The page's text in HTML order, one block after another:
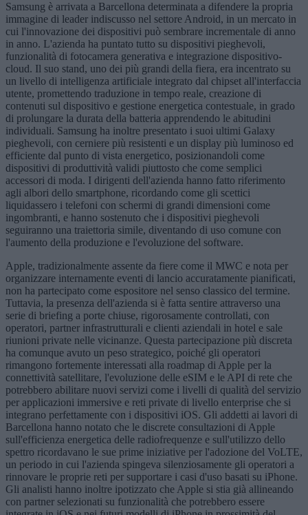
Samsung è arrivata a Barcellona determinata a difendere la propria
immagine di leader indiscusso nel settore Android, in un mercato in
cui l'innovazione dei dispositivi può sembrare incrementale di anno
in anno. L'azienda ha puntato tutto su dispositivi pieghevoli,
funzionalità di fotocamera generativa e integrazione dispositivo-
cloud. Il suo stand, uno dei più grandi della fiera, era incentrato su
un livello di intelligenza artificiale integrato dal chipset all'interfaccia
utente, promettendo traduzione in tempo reale, creazione di
contenuti sul dispositivo e gestione energetica contestuale, in grado
di prolungare la durata della batteria apprendendo le abitudini
individuali. Samsung ha inoltre presentato i suoi ultimi Galaxy
pieghevoli, con cerniere più resistenti e un display più luminoso ed
efficiente dal punto di vista energetico, posizionandoli come
dispositivi di produttività validi piuttosto che come semplici
accessori di moda. I dirigenti dell'azienda hanno fatto riferimento
agli albori dello smartphone, ricordando come gli scettici
liquidassero i telefoni con schermi di grandi dimensioni come
ingombranti, e hanno sostenuto che i dispositivi pieghevoli
seguiranno una traiettoria simile, diventando di uso comune con
l'aumento della produzione e l'evoluzione del software.
Apple, tradizionalmente assente da fiere come il MWC e nota per
organizzare internamente eventi di lancio accuratamente pianificati,
non ha partecipato come espositore nel senso classico del termine.
Tuttavia, la presenza dell'azienda si è fatta sentire attraverso una
serie di briefing a porte chiuse, rigorosamente controllati, con
operatori, partner infrastrutturali e clienti aziendali in hotel e sale
riunioni private nelle vicinanze. Questa partecipazione più discreta
ha comunque avuto un peso strategico, poiché gli operatori
rimangono fortemente interessati alla roadmap di Apple per la
connettività satellitare, l'evoluzione delle eSIM e le API di rete che
potrebbero abilitare nuovi servizi come i livelli di qualità del servizio
per applicazioni immersive e reti private di livello enterprise che si
integrano perfettamente con i dispositivi iOS. Gli addetti ai lavori di
Barcellona hanno notato che le discrete consultazioni di Apple
sull'efficienza energetica delle radiofrequenze e sull'utilizzo dello
spettro ricordavano le sue prime iniziative per l'adozione del VoLTE,
un periodo in cui l'azienda spingeva silenziosamente gli operatori a
rinnovare le proprie reti per supportare i casi d'uso basati su iPhone.
Gli analisti hanno inoltre ipotizzato che Apple si stia già allineando
con partner selezionati su funzionalità che potrebbero essere